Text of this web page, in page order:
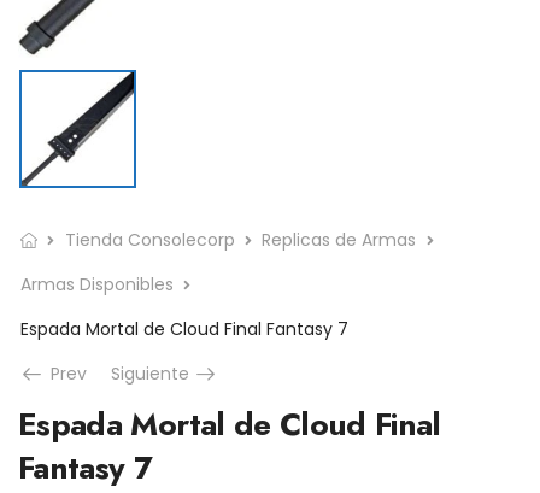
Tienda Consolecorp
Replicas de Armas
Armas Disponibles
Espada Mortal de Cloud Final Fantasy 7
Prev
Siguiente
Espada Mortal de Cloud Final
Fantasy 7